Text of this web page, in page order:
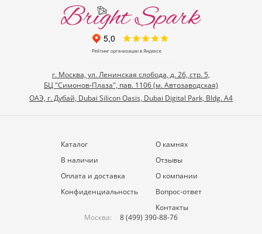
г. Москва, ул. Ленинская слобода, д. 26, стр. 5,
БЦ "Симонов-Плаза", пав. 1106 (м. Автозаводская)
ОАЭ, г. Дубай, Dubai Silicon Oasis, Dubai Digital Park, Bldg. A4
Каталог
В наличии
Оплата и доставка
Конфиденциальность
О камнях
Отзывы
О компании
Вопрос-ответ
Контакты
Москва:
8 (499) 390-88-76